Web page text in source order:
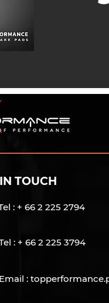
TOUCH
: + 66 2 225 2794
: + 66 2 225 3794
Email :